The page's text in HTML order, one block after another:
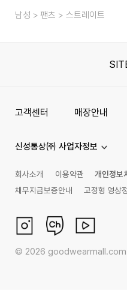
남성 팬츠 스트레이트
고객센터 매장안내
신성통상㈜ 사업자정보
회사소개 이용약관
개인정보
채무지급보증안내
고정형 영상
© 2026 goodwearmall.com